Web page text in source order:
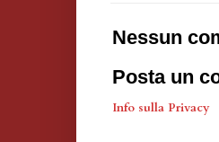
Nessun
Posta un
Info sulla Privacy